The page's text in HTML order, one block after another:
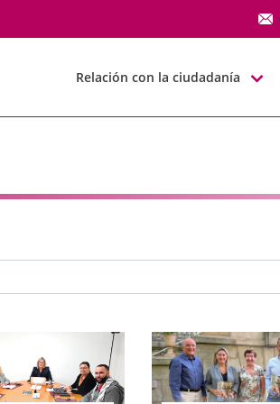
Relación con la ciudadanía
búsqueda